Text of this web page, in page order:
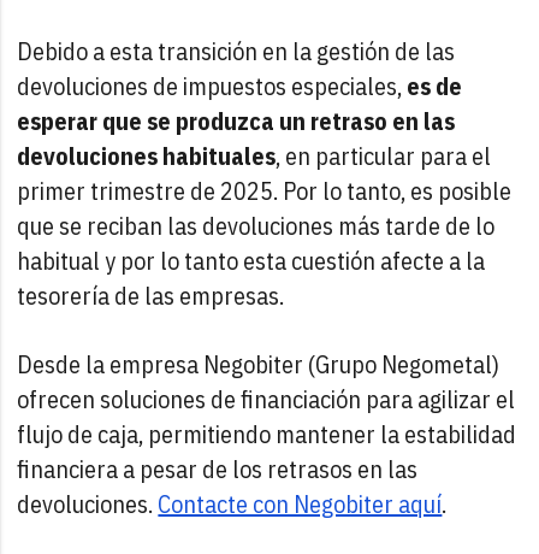
Debido a esta transición en la gestión de las
devoluciones de impuestos especiales,es de
esperar que se produzca un retraso en las
devoluciones habituales, en particular para el
primer trimestre de 2025. Por lo tanto, es posible
que se reciban las devoluciones más tarde de lo
habitual y por lo tanto esta cuestión afecte a la
tesorería de las empresas.
Desde la empresa Negobiter (Grupo Negometal)
ofrecen soluciones de financiación para agilizar el
flujo de caja, permitiendo mantener la estabilidad
financiera a pesar de los retrasos en las
devoluciones. Contacte con Negobiter aquí.